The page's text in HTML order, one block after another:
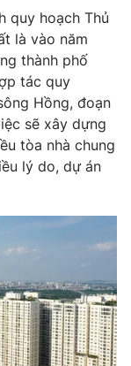
có sự chấp
phát hành lại
quy hoạch Thủ
là vào năm
thành phố
tác quy
Hồng, đoạn
sẽ xây dựng
tòa nhà chung
lý do, dự án